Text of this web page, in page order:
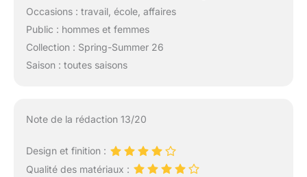
Occasions : travail, école, affaires
Public : hommes et femmes
Collection : Spring-Summer 26
Saison : toutes saisons
Note de la rédaction 13/20
Design et finition :
Qualité des matériaux :